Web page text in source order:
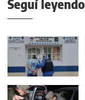
Seguí leyendo